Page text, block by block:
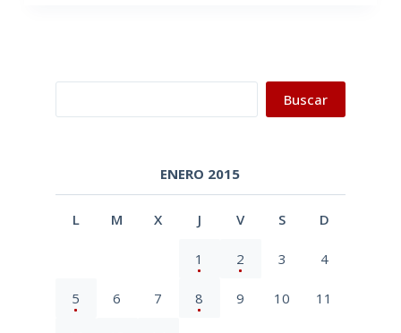
Buscar
ENERO 2015
L M X J V S D
1 2 3 4
5 6 7 8 9 10 11